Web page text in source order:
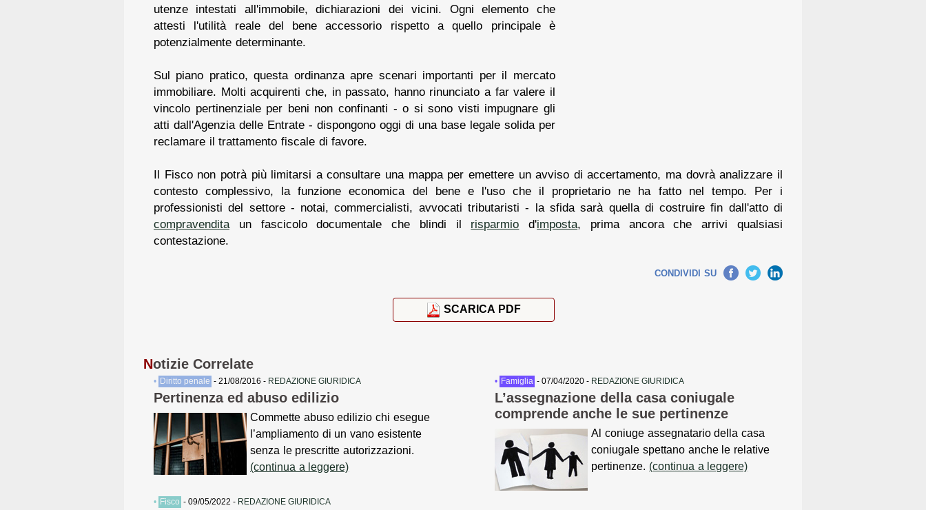
utenze intestati all'immobile, dichiarazioni dei vicini. Ogni elemento che
attesti l'utilità reale del bene accessorio rispetto a quello principale è
potenzialmente determinante.
Sul piano pratico, questa ordinanza apre scenari importanti per il mercato
immobiliare. Molti acquirenti che, in passato, hanno rinunciato a far valere il
vincolo pertinenziale per beni non confinanti - o si sono visti impugnare gli
atti dall'Agenzia delle Entrate - dispongono oggi di una base legale solida per
reclamare il trattamento fiscale di favore.
Il Fisco non potrà più limitarsi a consultare una mappa per emettere un avviso di accertamento, ma dovrà analizzare il
contesto complessivo, la funzione economica del bene e l'uso che il proprietario ne ha fatto nel tempo. Per i
professionisti del settore - notai, commercialisti, avvocati tributaristi - la sfida sarà quella di costruire fin dall'atto di
compravendita un fascicolo documentale che blindi il risparmio d'imposta, prima ancora che arrivi qualsiasi
contestazione.
CONDIVIDI SUFacebookTwitterLinkedIn
SCARICA PDF
Notizie Correlate
• Diritto penale - 21/08/2016 - REDAZIONE GIURIDICA
Pertinenza ed abuso edilizio
Commette abuso edilizio chi esegue
l’ampliamento di un vano esistente
senza le prescritte autorizzazioni.
(continua a leggere)
• Fisco - 09/05/2022 - REDAZIONE GIURIDICA
• Famiglia - 07/04/2020 - REDAZIONE GIURIDICA
L’assegnazione della casa coniugale
comprende anche le sue pertinenze
Al coniuge assegnatario della casa
coniugale spettano anche le relative
pertinenze. (continua a leggere)